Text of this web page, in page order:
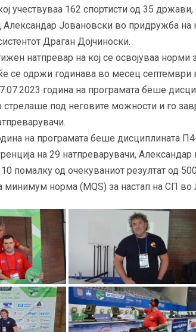
учествуваа 162 спортисти од 35
Александар Јовановски во придружба на
Драган Дојчиноски.
натпревар на кој се освојуваа норми
се одржи годинава во месец
година на програмата беше
стрелаше под неговите можности и го
на програмата беше дисциплината
на 29 натпреварувачи, Александар
помалку од очекуваниот резултат од
минимум норма (MQS) за настап на СП